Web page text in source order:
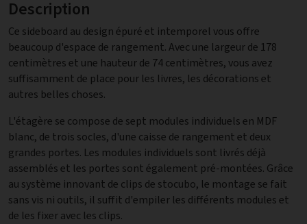
Description
Ce sideboard au design épuré et intemporel vous offre
beaucoup d'espace de rangement. Avec une largeur de 178
centimètres et une hauteur de 74 centimètres, vous avez
suffisamment de place pour les livres, les décorations et
autres belles choses.
L'étagère se compose de sept modules individuels en MDF
blanc, de trois socles, d'une caisse de rangement et deux
grandes portes. Les modules individuels sont livrés déjà
assemblés et les portes sont également pré-montées. Grâce
au système innovant de clips de stocubo, le montage se fait
sans vis ni outils, il suffit d'empiler les différents modules et
de les fixer avec les clips.